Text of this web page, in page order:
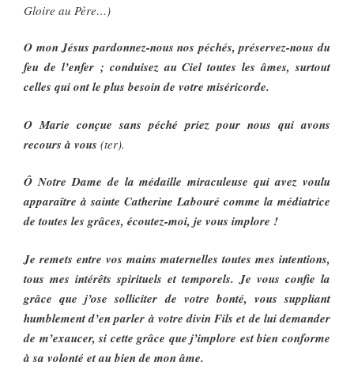
Gloire au Père…)
O mon Jésus pardonnez-nous nos péchés, préservez-nous du
feu de l’enfer ; conduisez au Ciel toutes les âmes, surtout
celles qui ont le plus besoin de votre miséricorde.
O Marie conçue sans péché priez pour nous qui avons
recours à vous (ter).
Ô Notre Dame de la médaille miraculeuse qui avez voulu
apparaître à sainte Catherine Labouré comme la médiatrice
de toutes les grâces, écoutez-moi, je vous implore !
Je remets entre vos mains maternelles toutes mes intentions,
tous mes intérêts spirituels et temporels. Je vous confie la
grâce que j’ose solliciter de votre bonté, vous suppliant
humblement d’en parler à votre divin Fils et de lui demander
de m’exaucer, si cette grâce que j’implore est bien conforme
à sa volonté et au bien de mon âme.